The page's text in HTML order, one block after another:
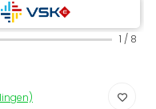
1 / 8